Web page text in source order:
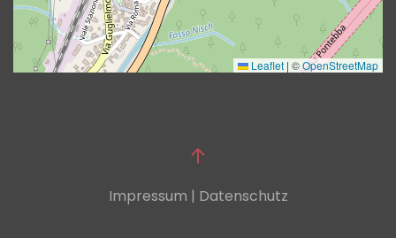
Leaflet | ©OpenStreetMap
Impressum | Datenschutz